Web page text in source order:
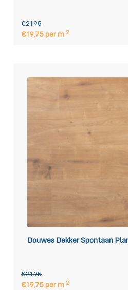
€21,95
€19,75 per m 2
Douwes Dekker Spontaan
€21,95
€19,75 per m 2